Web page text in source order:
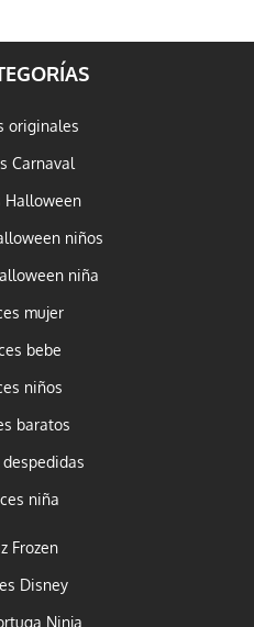
originales
Carnaval
Halloween
niños
niña
mujer
bebe
niños
baratos
niña
Frozen
Disney
Ninja